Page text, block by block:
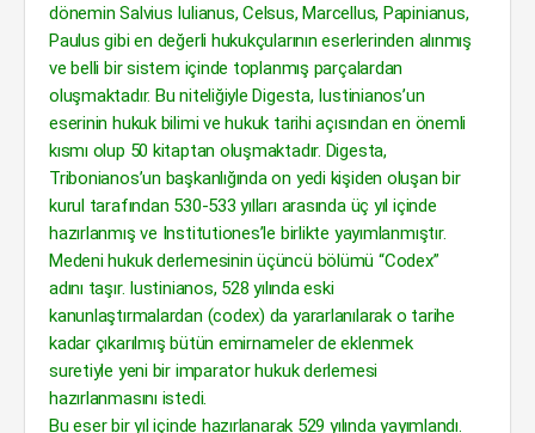
dönemin Salvius Iulianus, Celsus, Marcellus, Papinianus,
Paulus gibi en değerli hukukçularının eserlerinden alınmış
ve belli bir sistem içinde toplanmış parçalardan
oluşmaktadır. Bu niteliğiyle Digesta, Iustinianos’un
eserinin hukuk bilimi ve hukuk tarihi açısından en önemli
kısmı olup 50 kitaptan oluşmaktadır. Digesta,
Tribonianos’un başkanlığında on yedi kişiden oluşan bir
kurul tarafından 530-533 yılları arasında üç yıl içinde
hazırlanmış ve Institutiones’le birlikte yayımlanmıştır.
Medeni hukuk derlemesinin üçüncü bölümü “Codex”
adını taşır. Iustinianos, 528 yılında eski
kanunlaştırmalardan (codex) da yararlanılarak o tarihe
kadar çıkarılmış bütün emirnameler de eklenmek
suretiyle yeni bir imparator hukuk derlemesi
hazırlanmasını istedi.
Bu eser bir yıl içinde hazırlanarak 529 yılında yayımlandı.